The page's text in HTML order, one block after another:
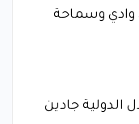
وادي وسماحة
الدولية جادين